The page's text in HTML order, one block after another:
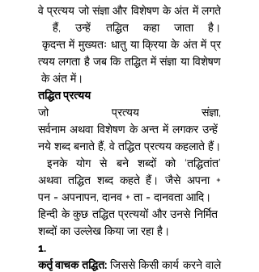
वे प्रत्यय जो संज्ञा और विशेषण के अंत में लगते
हैं, उन्हें तद्धित कहा जाता है।
कृदन्त में मुख्यतः धातु या क्रिया के अंत में प्र
त्यय लगता है जब कि तद्धित में संज्ञा या विशेषण
के अंत में।
तद्धित प्रत्यय
जो प्रत्यय संज्ञा,
सर्वनाम अथवा विशेषण के अन्त में लगकर उन्हें
नये शब्द बनाते हैं, वे तद्धित प्रत्यय कहलाते हैं।
इनके योग से बने शब्दों को ‘तद्धितांत’
अथवा तद्धित शब्द कहते हैं। जैसे अपना +
पन = अपनापन, दानव + ता = दानवता आदि।
हिन्दी के कुछ तद्धित प्रत्ययों और उनसे निर्मित
शब्दों का उल्लेख किया जा रहा है।
1.
कर्तृ वाचक तद्धित: जिससे किसी कार्य करने वाले